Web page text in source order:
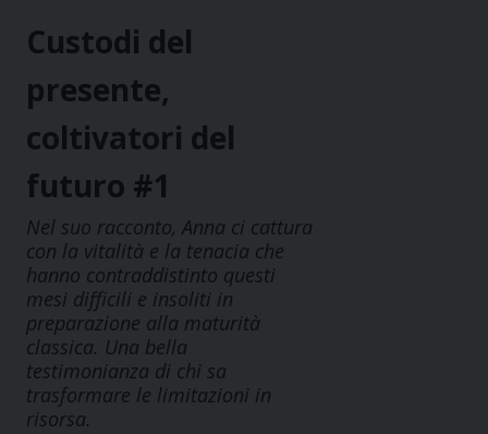
Custodi del
presente,
coltivatori del
futuro #1
Nel suo racconto, Anna ci cattura
con la vitalità e la tenacia che
hanno contraddistinto questi
mesi difficili e insoliti in
preparazione alla maturità
classica. Una bella
testimonianza di chi sa
trasformare le limitazioni in
risorsa.